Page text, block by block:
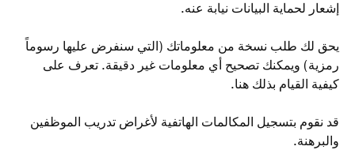
إشعار لحماية البيانات نيابة عنه.
يحق لك طلب نسخة من معلوماتك (التي سنفرض عليها رسوماً
رمزية) ويمكنك تصحيح أي معلومات غير دقيقة. تعرف على
كيفية القيام بذلك هنا.
قد نقوم بتسجيل المكالمات الهاتفية لأغراض تدريب الموظفين
والبرهنة.